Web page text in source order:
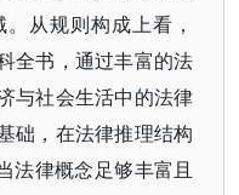
从规则构成上看，
全书，通过丰富的法
与社会生活中的法律
础，在法律推理结构
法律概念足够丰富且